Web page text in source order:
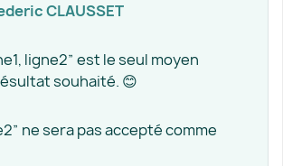
CLAUSSET
ligne2” est le seul moyen
souhaité. 😊
ne sera pas accepté comme